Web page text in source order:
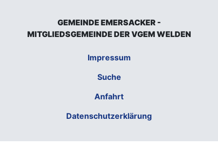
GEMEINDE EMERSACKER -
MITGLIEDSGEMEINDE DER VGEM WELDEN
Impressum
Suche
Anfahrt
Datenschutzerklärung